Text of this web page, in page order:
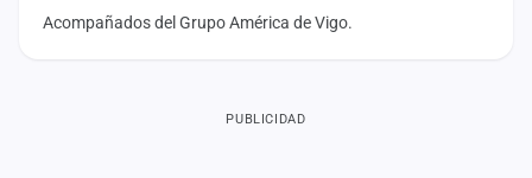
Acompañados del Grupo América de Vigo.
PUBLICIDAD